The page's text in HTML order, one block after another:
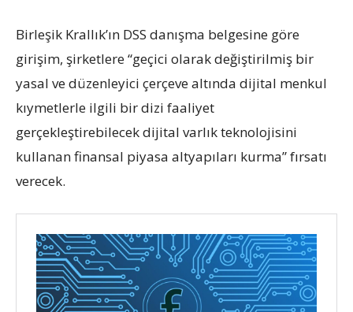
Birleşik Krallık’ın DSS danışma belgesine göre
girişim, şirketlere “geçici olarak değiştirilmiş bir
yasal ve düzenleyici çerçeve altında dijital menkul
kıymetlerle ilgili bir dizi faaliyet
gerçekleştirebilecek dijital varlık teknolojisini
kullanan finansal piyasa altyapıları kurma” fırsatı
verecek.